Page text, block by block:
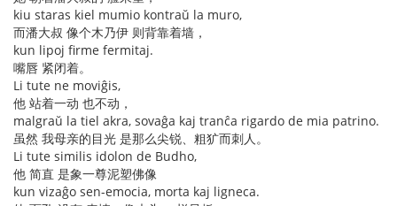
kiu staras kiel mumio kontraŭ la muro,
而潘大叔 像个木乃伊 则背靠着墙，
kun lipoj firme fermitaj.
嘴唇 紧闭着。
Li tute ne moviĝis,
他 站着一动 也不动，
malgraŭ la tiel akra, sovaĝa kaj tranĉa rigardo de mia patrino.
虽然 我母亲的目光 是那么尖锐、粗犷而刺人。
Li tute similis idolon de Budho,
他 简直 是象一尊泥塑佛像
kun vizaĝo sen-emocia, morta kaj ligneca.